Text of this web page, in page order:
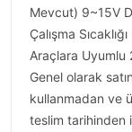
Mevcut) 9~15V
Çalışma
Araçlara Uyumlu
Genel olarak
kullanmadan ve
teslim tarihinden